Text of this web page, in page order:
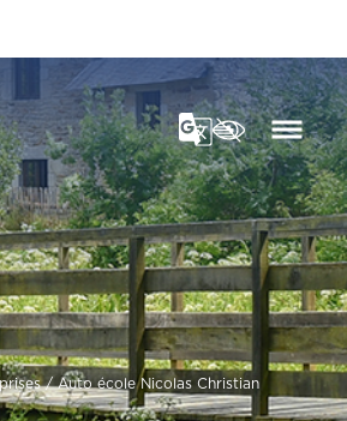
/ Auto école Nicolas Christian